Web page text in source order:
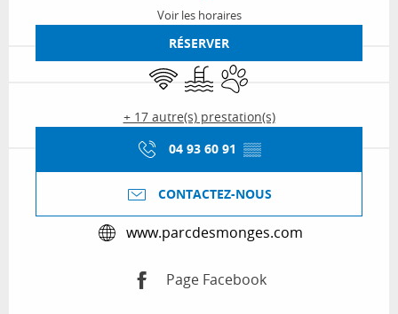
Voir les horaires
RÉSERVER
WiFi PiscineAnimaux acceptés
+ 17 autre(s) prestation(s)
04 93 60 91 ▒▒
CONTACTEZ-NOUS
www.parcdesmonges.com
Page Facebook